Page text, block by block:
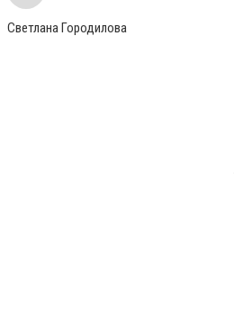
Светлана Городилова